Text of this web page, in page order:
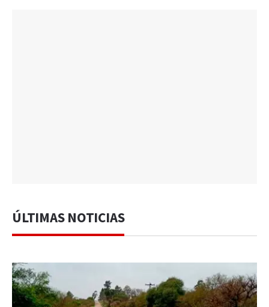
ÚLTIMAS NOTICIAS